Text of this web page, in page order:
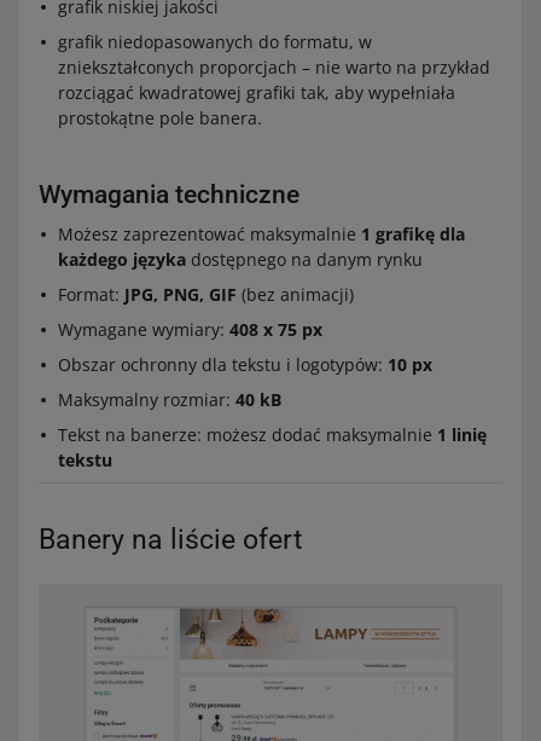
grafik niskiej jakości
grafik niedopasowanych do formatu, w
zniekształconych proporcjach – nie warto na przykład
rozciągać kwadratowej grafiki tak, aby wypełniała
prostokątne pole banera.
Wymagania techniczne
Możesz zaprezentować maksymalnie 1 grafikę dla
każdego języka dostępnego na danym rynku
Format: JPG, PNG, GIF (bez animacji)
Wymagane wymiary: 408 x 75 px
Obszar ochronny dla tekstu i logotypów: 10 px
Maksymalny rozmiar: 40 kB
Tekst na banerze: możesz dodać maksymalnie 1 linię
tekstu
Banery na liście ofert